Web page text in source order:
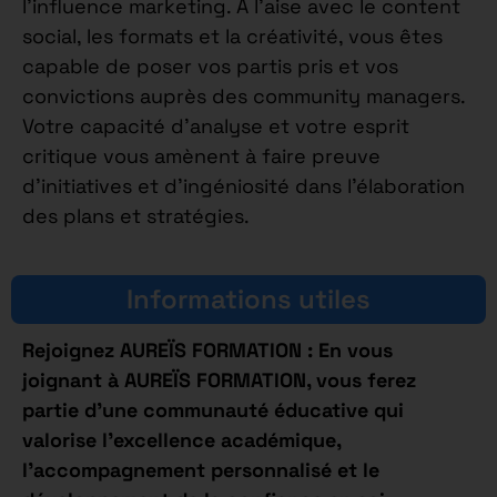
l’influence marketing. À l’aise avec le content
social, les formats et la créativité, vous êtes
capable de poser vos partis pris et vos
convictions auprès des community managers.
Votre capacité d’analyse et votre esprit
critique vous amènent à faire preuve
d’initiatives et d’ingéniosité dans l’élaboration
des plans et stratégies.
Informations utiles
Rejoignez AUREÏS FORMATION : En vous
joignant à AUREÏS FORMATION, vous ferez
partie d’une communauté éducative qui
valorise l’excellence académique,
l’accompagnement personnalisé et le